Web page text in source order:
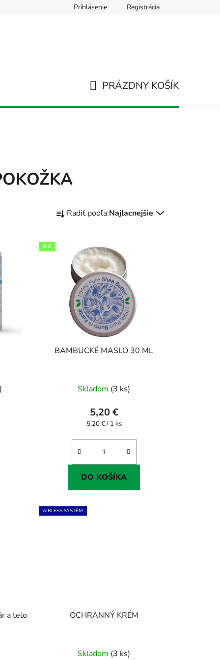
Používanie súborov Cookies Hodnotenie obchodu
Prihlásenie Registrácia
PRÁZDNY KOŠÍK
a
u
Radiť podľa:Najlacnejšie
BIO
BAMBUCKÉ MASLO 30 ML
Skladom (3 ks)
5,20 €
Jednotková
5,20 € / 1 ks
DO KOŠÍKA
a telo
AIRLESS SYSTÉM
OCHRANNÝ KRÉM
Skladom (3 ks)